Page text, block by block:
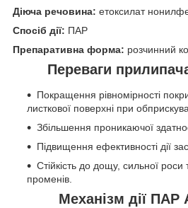
Діюча речовина: етоксилат
Спосіб дії: ПАР
Препаративна форма: розчинний
Переваги
Покращення рівномірності
листкової поверхні при
Збільшення проникаючої
Підвищення ефективності дії
Стійкість до дощу, сильної роси
променів.
Механізм дії